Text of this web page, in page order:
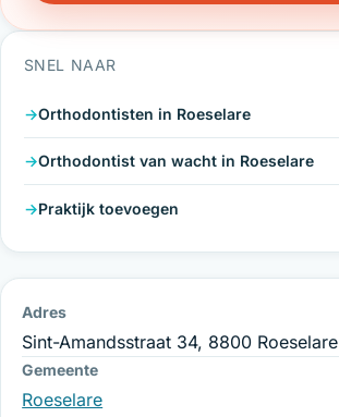
SNEL NAAR
Orthodontisten in Roeselare
Orthodontist van wacht in Roeselare
Praktijk toevoegen
Adres
Sint-Amandsstraat 34, 8800 Roeselare
Gemeente
Roeselare